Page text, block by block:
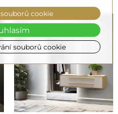
souborů cookie
cookie